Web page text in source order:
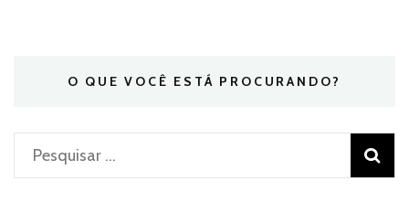
O QUE VOCÊ ESTÁ PROCURANDO?
Pesquisar
por: